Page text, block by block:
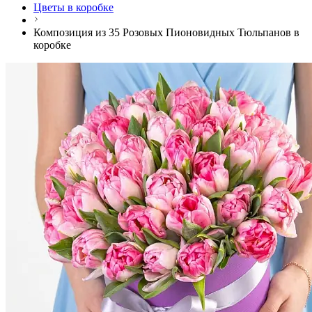
Цветы в коробке
Композиция из 35 Розовых Пионовидных Тюльпанов в
коробке